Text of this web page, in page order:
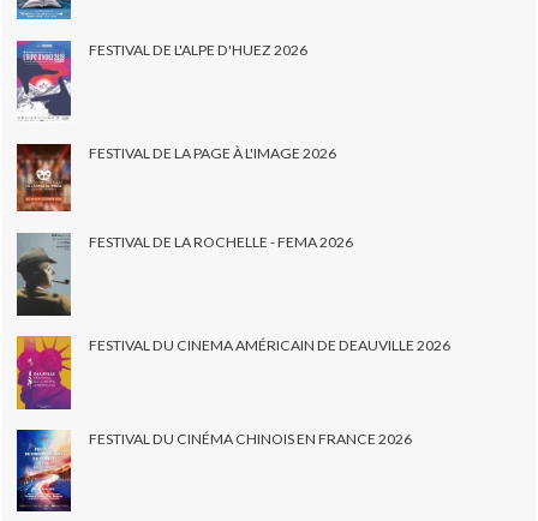
FESTIVAL DE L'ALPE D'HUEZ 2026
FESTIVAL DE LA PAGE À L'IMAGE 2026
FESTIVAL DE LA ROCHELLE - FEMA 2026
FESTIVAL DU CINEMA AMÉRICAIN DE DEAUVILLE 2026
FESTIVAL DU CINÉMA CHINOIS EN FRANCE 2026